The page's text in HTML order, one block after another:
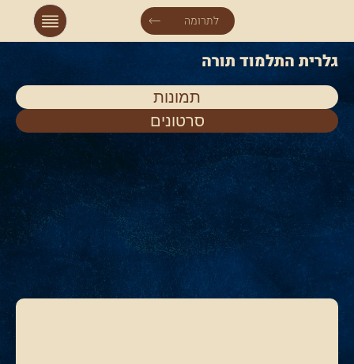
לתרומה
גלרית התלמוד תורה
תמונות
סרטונים